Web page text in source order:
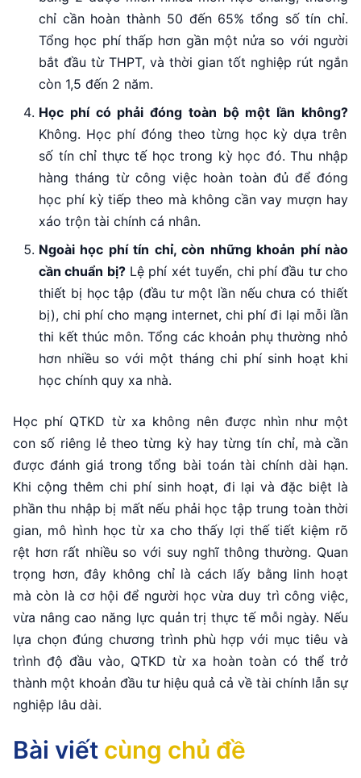
chỉ cần hoàn thành 50 đến 65% tổng số tín chỉ.
Tổng học phí thấp hơn gần một nửa so với người
bắt đầu từ THPT, và thời gian tốt nghiệp rút ngắn
còn 1,5 đến 2 năm.
Học phí có phải đóng toàn bộ một lần không?
Không. Học phí đóng theo từng học kỳ dựa trên
số tín chỉ thực tế học trong kỳ học đó. Thu nhập
hàng tháng từ công việc hoàn toàn đủ để đóng
học phí kỳ tiếp theo mà không cần vay mượn hay
xáo trộn tài chính cá nhân.
Ngoài học phí tín chỉ, còn những khoản phí nào
cần chuẩn bị?Lệ phí xét tuyển, chi phí đầu tư cho
thiết bị học tập (đầu tư một lần nếu chưa có thiết
bị), chi phí cho mạng internet, chi phí đi lại mỗi lần
thi kết thúc môn. Tổng các khoản phụ thường nhỏ
hơn nhiều so với một tháng chi phí sinh hoạt khi
học chính quy xa nhà.
Học phí QTKD từ xa không nên được nhìn như một
con số riêng lẻ theo từng kỳ hay từng tín chỉ, mà cần
được đánh giá trong tổng bài toán tài chính dài hạn.
Khi cộng thêm chi phí sinh hoạt, đi lại và đặc biệt là
phần thu nhập bị mất nếu phải học tập trung toàn thời
gian, mô hình học từ xa cho thấy lợi thế tiết kiệm rõ
rệt hơn rất nhiều so với suy nghĩ thông thường. Quan
trọng hơn, đây không chỉ là cách lấy bằng linh hoạt
mà còn là cơ hội để người học vừa duy trì công việc,
vừa nâng cao năng lực quản trị thực tế mỗi ngày. Nếu
lựa chọn đúng chương trình phù hợp với mục tiêu và
trình độ đầu vào, QTKD từ xa hoàn toàn có thể trở
thành một khoản đầu tư hiệu quả cả về tài chính lẫn sự
nghiệp lâu dài.
Bài viết cùng chủ đề